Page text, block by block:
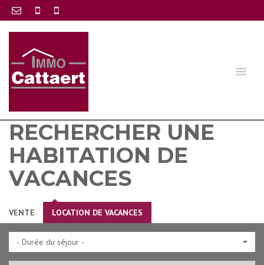
RECHERCHER UNE
HABITATION DE
VACANCES
- Durée du séjour -
VENTE LOCATION DE VACANCES